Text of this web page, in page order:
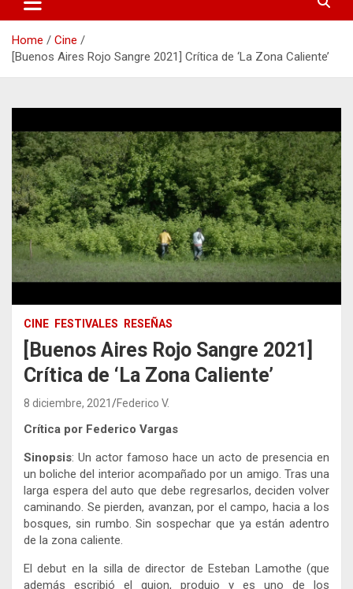
Home
Cine
[Buenos Aires Rojo Sangre 2021] Crítica de ‘La Zona Caliente’
CINE FESTIVALES RESEÑAS
[Buenos Aires Rojo Sangre 2021]
Crítica de ‘La Zona Caliente’
8 diciembre, 2021 Federico V.
Crítica por Federico Vargas
Sinopsis: Un actor famoso hace un acto de presencia en
un boliche del interior acompañado por un amigo. Tras una
larga espera del auto que debe regresarlos, deciden volver
caminando. Se pierden, avanzan, por el campo, hacia a los
bosques, sin rumbo. Sin sospechar que ya están adentro
de la zona caliente.
El debut en la silla de director de Esteban Lamothe (que
además escribió el guion, produjo y es uno de los